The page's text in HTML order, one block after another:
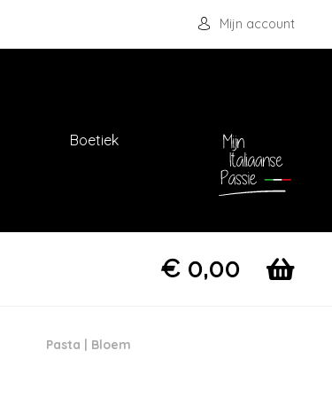
Mijn account
Boetiek
€ 0,00
Pasta | Bloem